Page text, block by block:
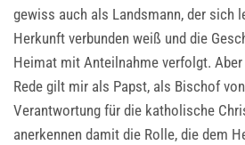
gewiss auch als Landsmann, der sich
Herkunft verbunden weiß und die
Heimat mit Anteilnahme verfolgt.
Rede gilt mir als Papst, als Bischof
Verantwortung für die katholische
anerkennen damit die Rolle, die dem